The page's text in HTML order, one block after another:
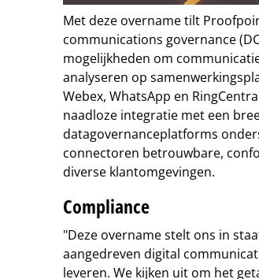
Met deze overname tilt
communications governance
mogelijkheden om
analyseren op
Webex, WhatsApp en
naadloze integratie met een
datagovernanceplatforms
connectoren betrouwbare,
diverse klantomgevingen.
Compliance
"Deze overname stelt ons in
aangedreven digital
leveren. We kijken uit om het